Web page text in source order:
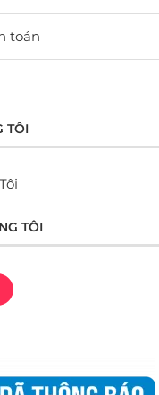
toán
TÔI
TÔI